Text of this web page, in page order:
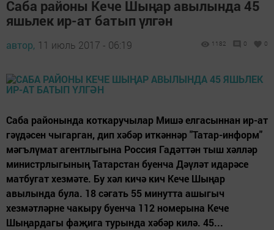
Саба районы Кече Шыңар авылында 45
яшьлек ир-ат батып үлгән
автор, 11 июль 2017 - 06:19 1182 0 0
Саба районында коткаручылар Мишә елгасыннан ир-ат
гәүдәсен чыгарган, дип хәбәр иткәннәр "Татар-информ"
мәгълүмат агентлыгына Россия Гадәттән тыш хәлләр
министрлыгының Татарстан буенча Дәүләт идарәсе
матбугат хезмәте. Бу хәл кичә кич Кече Шыңар
авылында була. 18 сәгать 55 минутта ашыгыч
хезмәтләрне чакыру буенча 112 номерына Кече
Шыңардагы фаҗига турында хәбәр килә. 45...